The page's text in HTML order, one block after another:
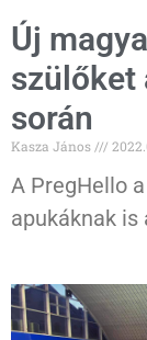
Új
szülőket
során
Kasza János
A PregHello
apukáknak is